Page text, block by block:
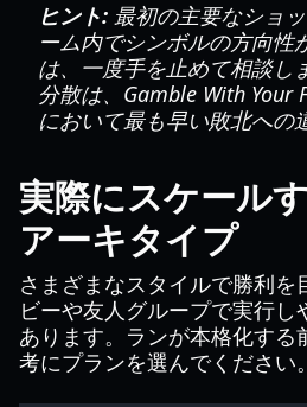
ヒント: 最初の主要なショ
ーム内でシンボルの方向性
は、一度手を止めて相談し
分散は、Gamble With Your
において最も早い敗北への
実際にスケール
アーキタイプ
さまざまなスタイルで勝利を
ビーや友人グループで実行
あります。ランが本格化する
考にプランを選んでください。